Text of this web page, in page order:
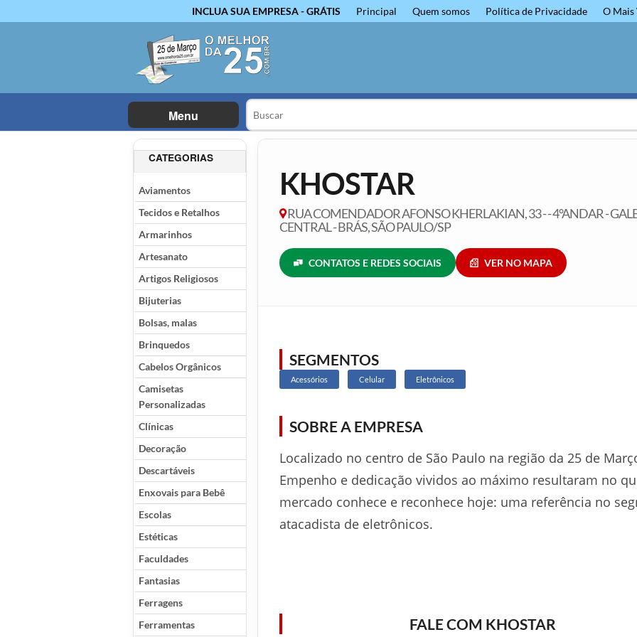
INCLUA SUA EMPRESA - GRÁTIS Principal Quem somos Política de Privacidade O Mais
Menu
CATEGORIAS
Aviamentos
Tecidos e Retalhos
Armarinhos
Artesanato
Artigos Religiosos
Bijuterias
Bolsas, malas
Brinquedos
Cabelos Orgânicos
Camisetas
Personalizadas
Clínicas
Decoração
Descartáveis
Enxovais para Bebê
Escolas
Estéticas
Faculdades
Fantasias
Ferragens
Ferramentas
KHOSTAR
RUA COMENDADOR AFONSO KHERLAKIAN, 33 - - 4°ANDAR -
CENTRAL - BRÁS, SÃO PAULO/SP
CONTATOS E REDES SOCIAIS VER NO MAPA
SEGMENTOS
Acessórios Celular Eletrônicos
SOBRE A EMPRESA
Localizado no centro de São Paulo na região da 25 de
Empenho e dedicação vividos ao máximo resultaram no
mercado conhece e reconhece hoje: uma referência no
atacadista de eletrônicos.
FALE COM KHOSTAR